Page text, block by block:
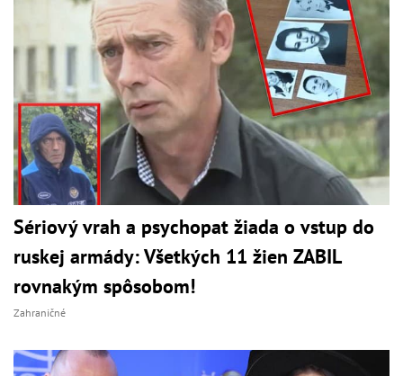
Sériový vrah a psychopat žiada o vstup do
ruskej armády: Všetkých 11 žien ZABIL
rovnakým spôsobom!
Zahraničné